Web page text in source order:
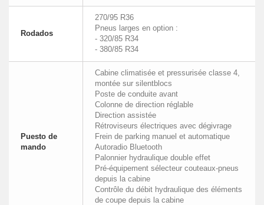
Rodados
270/95 R36
Pneus larges en option :
- 320/85 R34
- 380/85 R34
Puesto de
mando
Cabine climatisée et pressurisée classe 4,
montée sur silentblocs
Poste de conduite avant
Colonne de direction réglable
Direction assistée
Rétroviseurs électriques avec dégivrage
Frein de parking manuel et automatique
Autoradio Bluetooth
Palonnier hydraulique double effet
Pré-équipement sélecteur couteaux-pneus
depuis la cabine
Contrôle du débit hydraulique des éléments
de coupe depuis la cabine